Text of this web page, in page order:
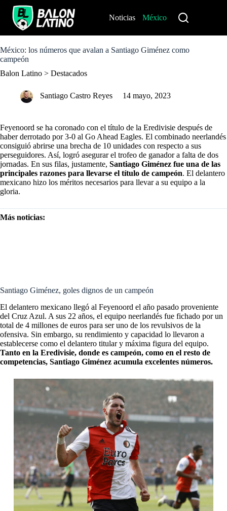
o
c
n
Noticias México
México: los números que avalan a Santiago Giménez como
campeón
Balon Latino > Destacados
Santiago Castro Reyes 14 mayo, 2023
Feyenoord se ha coronado con el título de la Eredivisie después de
haber derrotado por 3-0 al Go Ahead Eagles. El combinado neerlandés
consiguió abrirse una brecha de 10 unidades con respecto a sus
perseguidores. Así, logró asegurar el trofeo de ganador a falta de dos
jornadas. En sus filas, justamente, Santiago Giménez fue una de las
principales razones para llevarse el título de campeón. El delantero
mexicano hizo los méritos necesarios para llevar a su equipo a la
gloria.
Más noticias:
Santiago Giménez, goles dignos de un campeón
El delantero mexicano llegó al Feyenoord el año pasado proveniente
del Cruz Azul. A sus 22 años, el equipo neerlandés fue fichado por un
total de 4 millones de euros para ser uno de los revulsivos de la
ofensiva. Sin embargo, su rendimiento y capacidad lo llevaron a
establecerse como el delantero titular y máxima figura del equipo.
Tanto en la Eredivisie, donde es campeón, como en el resto de
competencias, Santiago Giménez acumula excelentes números.